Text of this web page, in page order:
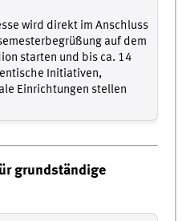
wird direkt im Anschluss
auf dem
starten und bis ca. 14
Initiativen,
Einrichtungen stellen
grundständige